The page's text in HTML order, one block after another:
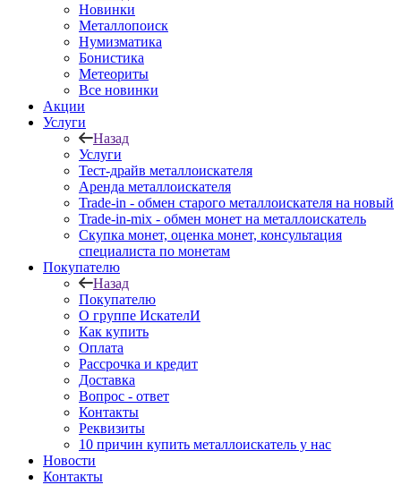
Новинки
Металлопоиск
Нумизматика
Бонистика
Метеориты
Все новинки
Акции
Услуги
Назад
Услуги
Тест-драйв металлоискателя
Аренда металлоискателя
Trade-in - обмен старого металлоискателя на новый
Trade-in-mix - обмен монет на металлоискатель
Скупка монет, оценка монет, консультация
специалиста по монетам
Покупателю
Назад
Покупателю
О группе ИскателИ
Как купить
Оплата
Рассрочка и кредит
Доставка
Вопрос - ответ
Контакты
Реквизиты
10 причин купить металлоискатель у нас
Новости
Контакты